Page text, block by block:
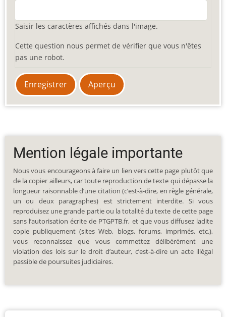
Saisir les caractères affichés dans l'image.
Cette question nous permet de vérifier que vous n'êtes
pas une robot.
Mention légale importante
Nous vous encourageons à faire un lien vers cette page plutôt que
de la copier ailleurs, car toute reproduction de texte qui dépasse la
longueur raisonnable d’une citation (c’est-à-dire, en règle générale,
un ou deux paragraphes) est strictement interdite. Si vous
reproduisez une grande partie ou la totalité du texte de cette page
sans l’autorisation écrite de PTGPTB.fr, et que vous diffusez ladite
copie publiquement (sites Web, blogs, forums, imprimés, etc.),
vous reconnaissez que vous commettez délibérément une
violation des lois sur le droit d’auteur, c’est-à-dire un acte illégal
passible de poursuites judiciaires.